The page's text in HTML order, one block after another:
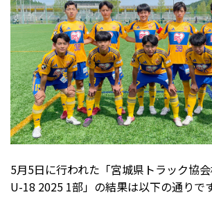
5月5日に行われた「宮城県トラック協
U-18 2025 1部」の結果は以下の通りです